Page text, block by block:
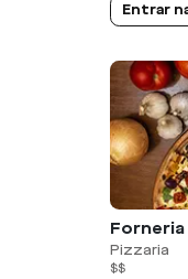
Entrar
Pizzaria
$$